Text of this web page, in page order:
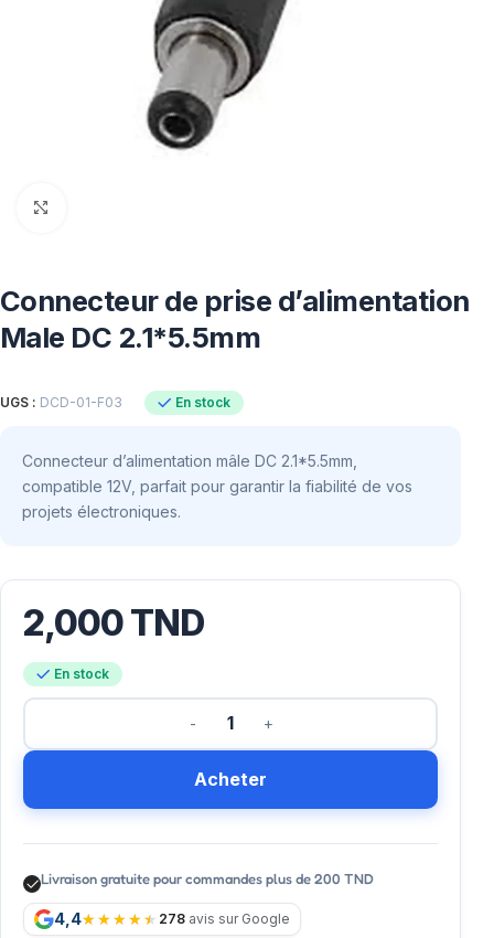
Connecteur de prise d’alimentation
Male DC 2.1*5.5mm
UGS : DCD-01-F03 En stock
Connecteur d’alimentation mâle DC 2.1*5.5mm,
compatible 12V, parfait pour garantir la fiabilité de vos
projets électroniques.
2,000TND
En stock
Acheter
Livraison gratuite pour commandes plus de 200 TND
4,4 278 avis sur Google